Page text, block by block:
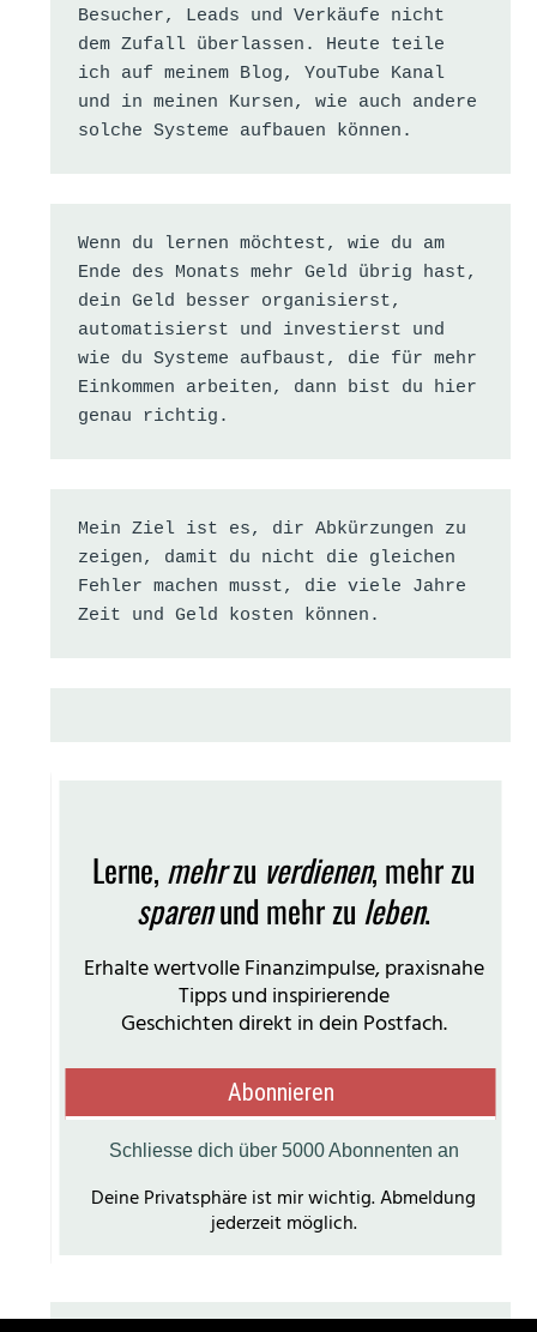
Besucher, Leads und Verkäufe nicht
dem Zufall überlassen. Heute teile
ich auf meinem Blog, YouTube Kanal
und in meinen Kursen, wie auch andere
solche Systeme aufbauen können.
Wenn du lernen möchtest, wie du am
Ende des Monats mehr Geld übrig hast,
dein Geld besser organisierst,
automatisierst und investierst und
wie du Systeme aufbaust, die für mehr
Einkommen arbeiten, dann bist du hier
genau richtig.
Mein Ziel ist es, dir Abkürzungen zu
zeigen, damit du nicht die gleichen
Fehler machen musst, die viele Jahre
Zeit und Geld kosten können.